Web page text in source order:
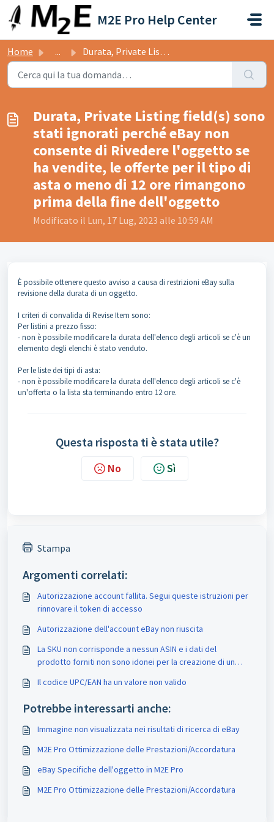
Salta al contenuto principale
M2E Pro Help Center
Home ... Durata, Private Listing field(s) sono stati ignorati perc...
Durata, Private Listing field(s) sono
stati ignorati perché eBay non
consente di Rivedere l'oggetto se
ha vendite, le offerte per il tipo di
asta o meno di 12 ore rimangono
prima della fine dell'oggetto
Modificato il Lun, 17 Lug, 2023 alle 10:59 AM
È possibile ottenere questo avviso a causa di restrizioni eBay sulla
revisione della durata di un oggetto.
I criteri di convalida di Revise Item sono:
Per listini a prezzo fisso:
- non è possibile modificare la durata dell'elenco degli articoli se c'è un
elemento degli elenchi è stato venduto.
Per le liste dei tipi di asta:
- non è possibile modificare la durata dell'elenco degli articoli se c'è
un'offerta o la lista sta terminando entro 12 ore.
Questa risposta ti è stata utile?
No Sì
Stampa
Argomenti correlati:
Autorizzazione account fallita. Segui queste istruzioni per
rinnovare il token di accesso
Autorizzazione dell'account eBay non riuscita
La SKU non corrisponde a nessun ASIN e i dati del
prodotto forniti non sono idonei per la creazione di un
Il codice UPC/EAN ha un valore non valido
Potrebbe interessarti anche:
Immagine non visualizzata nei risultati di ricerca di eBay
M2E Pro Ottimizzazione delle Prestazioni/Accordatura
eBay Specifiche dell'oggetto in M2E Pro
M2E Pro Ottimizzazione delle Prestazioni/Accordatura